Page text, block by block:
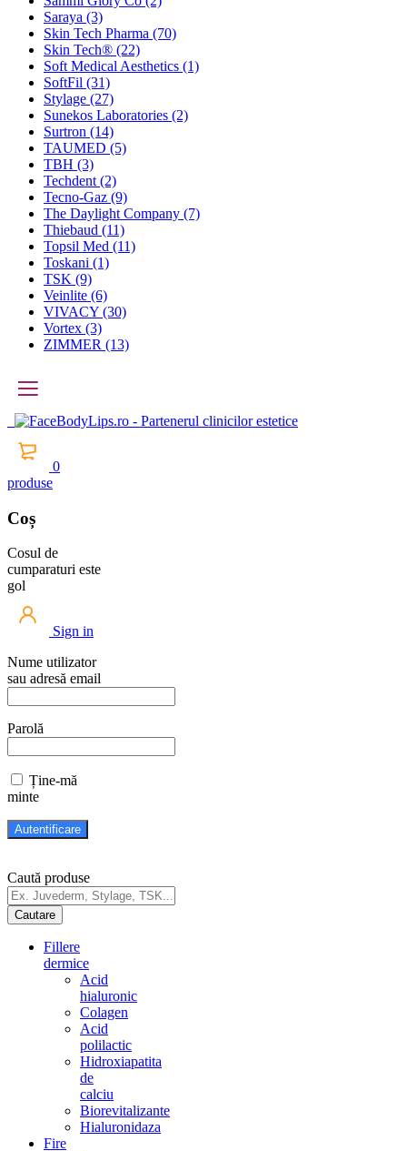
Saraya (3)
Skin Tech Pharma (70)
Skin Tech® (22)
Soft Medical Aesthetics (1)
SoftFil (31)
Stylage (27)
Sunekos Laboratories (2)
Surtron (14)
TAUMED (5)
TBH (3)
Techdent (2)
Tecno-Gaz (9)
The Daylight Company (7)
Thiebaud (11)
Topsil Med (11)
Toskani (1)
TSK (9)
Veinlite (6)
VIVACY (30)
Vortex (3)
ZIMMER (13)
Coș
Cosul de
cumparaturi este
Nume utilizator
Ține-mă
Caută produse
Fillere
dermice
Acid
hialuronic
Colagen
Acid
polilactic
Hidroxiapatita
de
calciu
Biorevitalizante